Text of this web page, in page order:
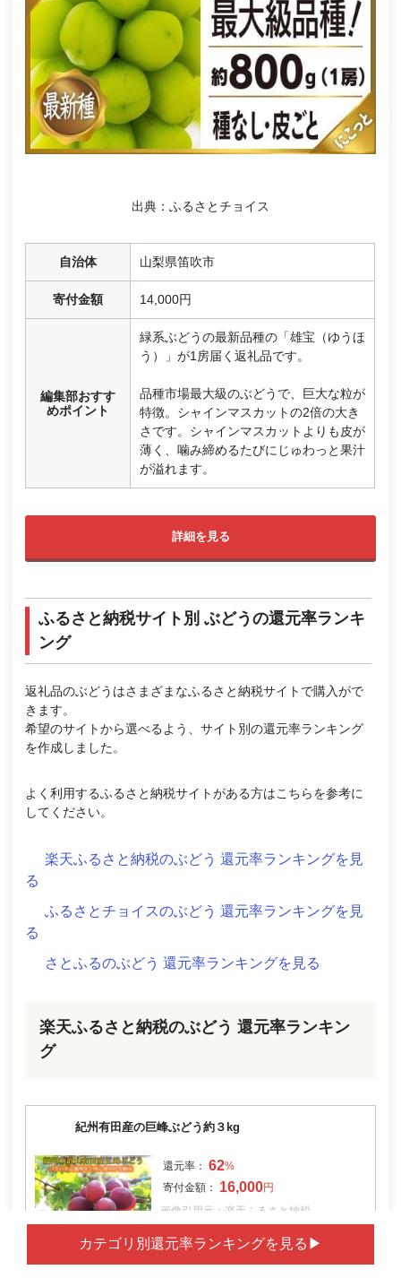
出典：ふるさとチョイス
自治体 山梨県笛吹市
寄付金額 14,000円
編集部おすす
めポイント
緑系ぶどうの最新品種の「雄宝（ゆうほ
う）」が1房届く返礼品です。
品種市場最大級のぶどうで、巨大な粒が
特徴。シャインマスカットの2倍の大き
さです。シャインマスカットよりも皮が
薄く、噛み締めるたびにじゅわっと果汁
が溢れます。
詳細を見る
ふるさと納税サイト別 ぶどうの還元率ランキ
ング
返礼品のぶどうはさまざまなふるさと納税サイトで購入がで
きます。
希望のサイトから選べるよう、サイト別の還元率ランキング
を作成しました。
よく利用するふるさと納税サイトがある方はこちらを参考に
してください。
楽天ふるさと納税のぶどう 還元率ランキングを見
る
ふるさとチョイスのぶどう 還元率ランキングを見
る
さとふるのぶどう 還元率ランキングを見る
楽天ふるさと納税のぶどう 還元率ランキン
グ
紀州有田産の巨峰ぶどう約３kg
62
16,000
画像引用元：楽天ふるさと納税
還元率引用元：楽天市場